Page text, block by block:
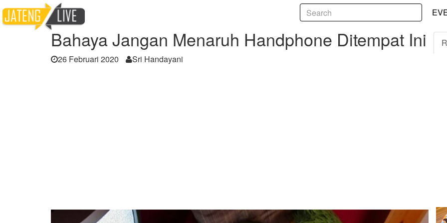
Home Bahaya Jangan Menaruh Handphone Ditempat Ini
Bahaya Jangan Menaruh Handphone Ditempat Ini
26 Februari 2020 Sri Handayani